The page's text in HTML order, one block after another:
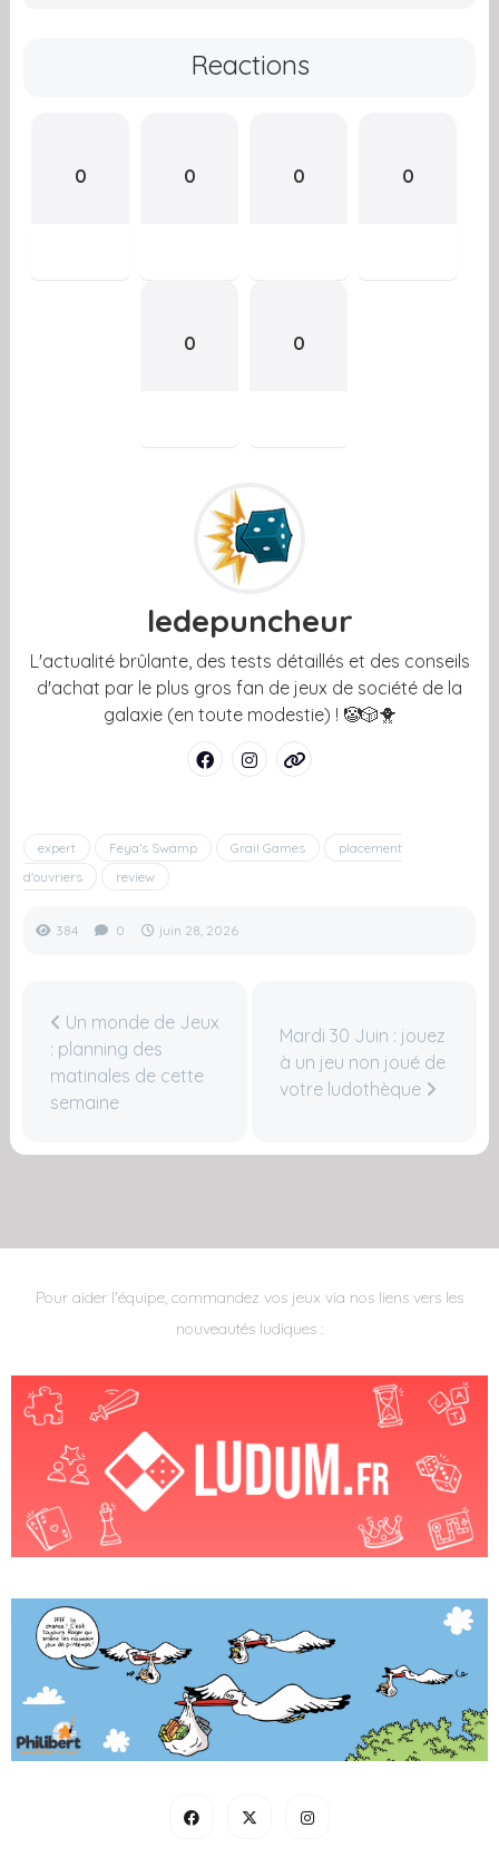
Reactions
0 0 0 0
0 0
ledepuncheur
L'actualité brûlante, des tests détaillés et des conseils
d'achat par le plus gros fan de jeux de société de la
galaxie (en toute modestie) ! 🤡🎲🐥
expert Feya’s Swamp Grail Games
placement
d'ouvriers
review
384 0 juin 28, 2026
Un monde de Jeux
: planning des
matinales de cette
semaine
Mardi 30 Juin : jouez
à un jeu non joué de
votre ludothèque
Pour aider l'équipe, commandez vos jeux via nos liens vers les
nouveautés ludiques :